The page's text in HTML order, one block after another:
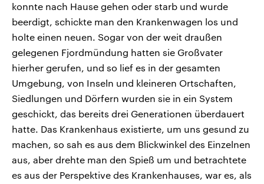
konnte nach Hause gehen oder starb und wurde
beerdigt, schickte man den Krankenwagen los und
holte einen neuen. Sogar von der weit draußen
gelegenen Fjordmündung hatten sie Großvater
hierher gerufen, und so lief es in der gesamten
Umgebung, von Inseln und kleineren Ortschaften,
Siedlungen und Dörfern wurden sie in ein System
geschickt, das bereits drei Generationen überdauert
hatte. Das Krankenhaus existierte, um uns gesund zu
machen, so sah es aus dem Blickwinkel des Einzelnen
aus, aber drehte man den Spieß um und betrachtete
es aus der Perspektive des Krankenhauses, war es, als